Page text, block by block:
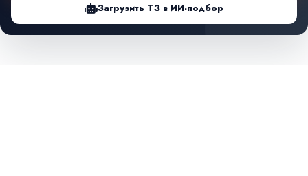
Загрузить ТЗ в ИИ-подбор